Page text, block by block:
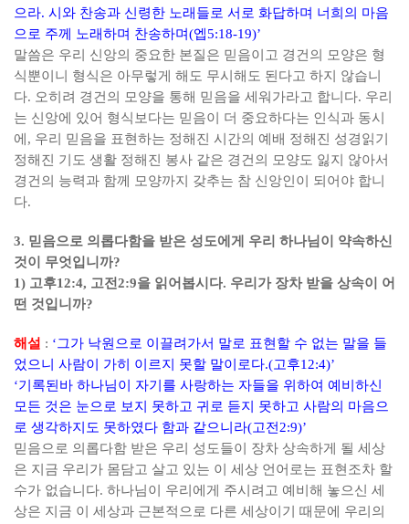
으라. 시와 찬송과 신령한 노래들로 서로 화답하며 너희의 마음
으로 주께 노래하며 찬송하며(엡5:18-19)’
말씀은 우리 신앙의 중요한 본질은 믿음이고 경건의 모양은 형
식뿐이니 형식은 아무렇게 해도 무시해도 된다고 하지 않습니
다. 오히려 경건의 모양을 통해 믿음을 세워가라고 합니다. 우리
는 신앙에 있어 형식보다는 믿음이 더 중요하다는 인식과 동시
에 , 우리 믿음을 표현하는 정해진 시간의 예배 정해진 성경읽기
정해진 기도 생활 정해진 봉사 같은 경건의 모양도 잃지 않아서
경건의 능력과 함께 모양까지 갖추는 참 신앙인이 되어야 합니
다.
3. 믿음으로 의롭다함을 받은 성도에게 우리 하나님이 약속하신
것이 무엇입니까?
1) 고후12:4, 고전2:9을 읽어봅시다. 우리가 장차 받을 상속이 어
떤 것입니까?
해설 : ‘그가 낙원으로 이끌려가서 말로 표현할 수 없는 말을 들
었으니 사람이 가히 이르지 못할 말이로다.(고후12:4)’
‘기록된바 하나님이 자기를 사랑하는 자들을 위하여 예비하신
모든 것은 눈으로 보지 못하고 귀로 듣지 못하고 사람의 마음으
로 생각하지도 못하였다 함과 같으니라(고전 2:9)’
믿음으로 의롭다함 받은 우리 성도들이 장차 상속하게 될 세상
은 지금 우리가 몸담고 살고 있는 이 세상 언어로는 표현조차 할
수가 없습니다. 하나님이 우리에게 주시려고 예비해 놓으신 세
상은 지금 이 세상과 근본적으로 다른 세상이기 때문에 우리의